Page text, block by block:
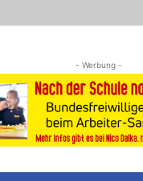
- Werbung -